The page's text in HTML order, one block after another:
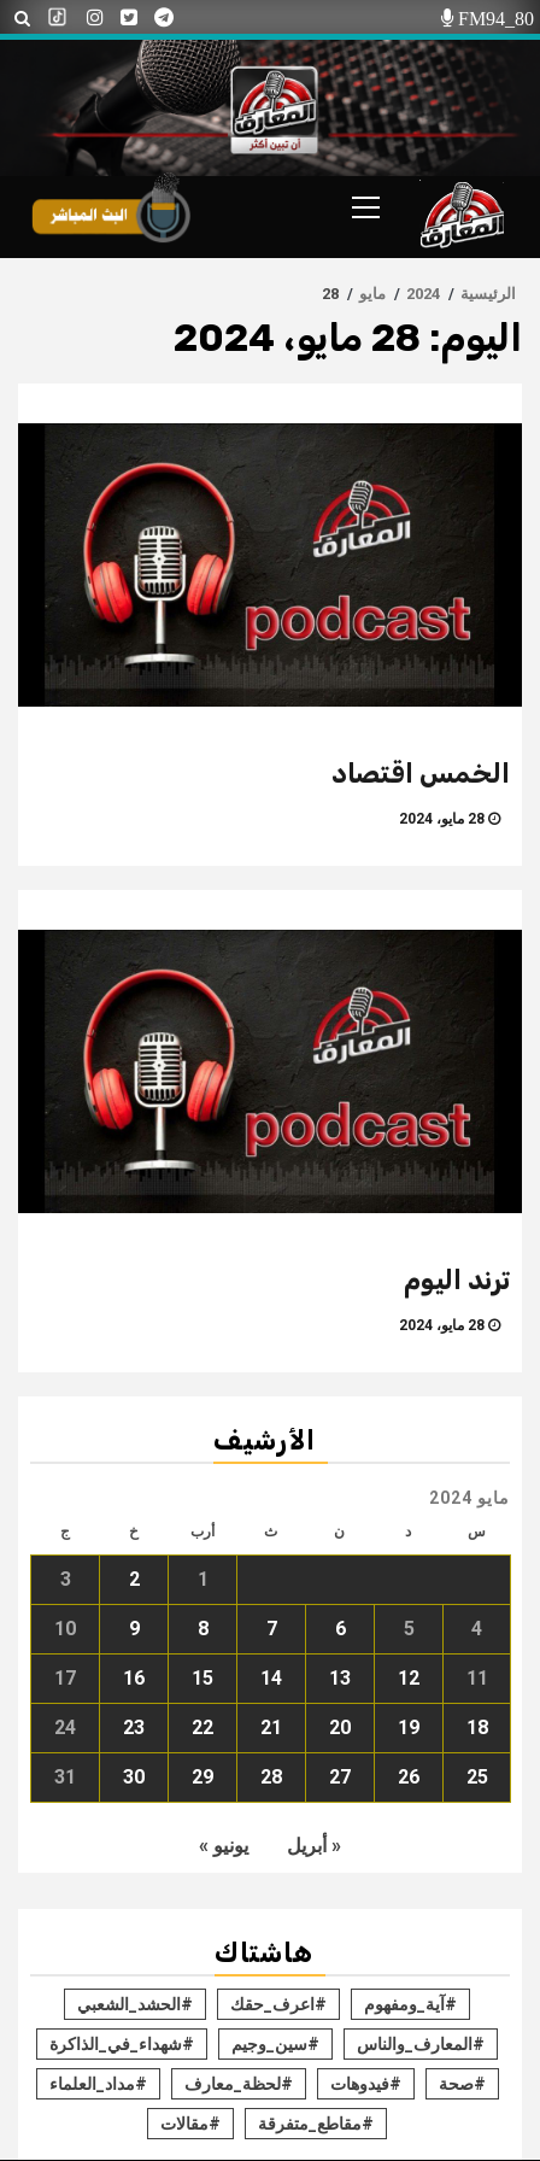
Skip
to
content
FM94_80
Menu
الرئيسية 2024 مايو 28
اليوم: 28 مايو، 2024
الخمس اقتصاد
ترند اليوم
الأرشيف
مايو 2024
س د ن ث أرب خ ج
1
2
3
4
5
6
7
8
9
10
11
12
13
14
15
16
17
18
19
20
21
22
23
24
25
26
27
28
29
30
31
« أبريل يونيو »
هاشتاك
#آية_ومفهوم #اعرف_حقك #الحشد_الشعبي
#المعارف_والناس #سين_وجيم #شهداء_في_الذاكرة
#صحة #فيدوهات #لحظة_معارف #مداد_العلماء
#مقاطع_متفرقة #مقالات